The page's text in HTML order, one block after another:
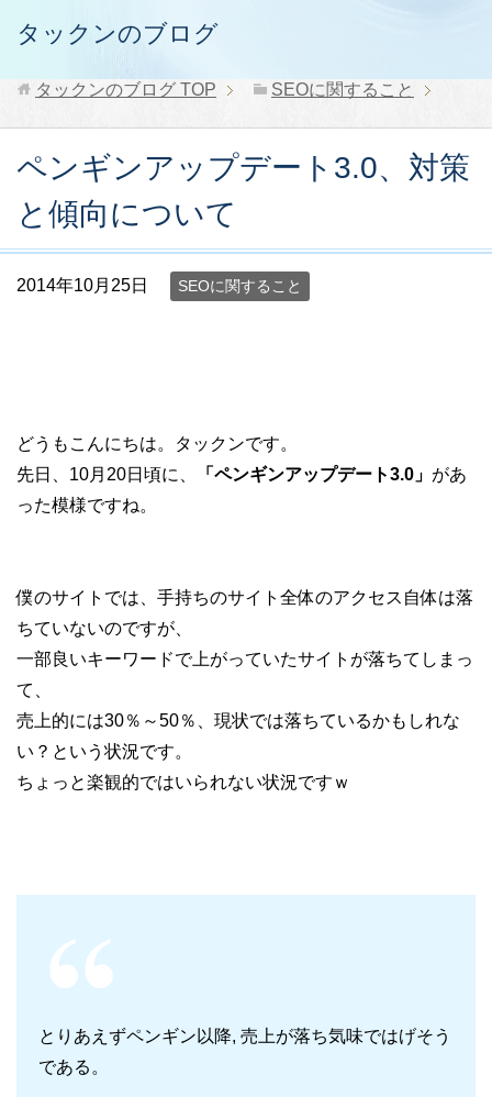
タックンのブログ
タックンのブログ TOP SEOに関すること
ペンギンアップデート3.0、対策
と傾向について
2014年10月25日 SEOに関すること
どうもこんにちは。タックンです。
先日、10月20日頃に、
「ペンギンアップデート3.0」 があ
った模様ですね。
僕のサイトでは、手持ちのサイト全体のアクセス自体は落
ちていないのですが、
一部良いキーワードで上がっていたサイトが落ちてしまっ
て、
売上的には30％～50％、現状では落ちているかもしれな
い？という状況です。
ちょっと楽観的ではいられない状況ですｗ
とりあえずペンギン以降, 売上が落ち気味ではげそう
である。